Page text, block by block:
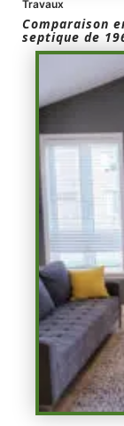
Travaux
Comparaison
septique de